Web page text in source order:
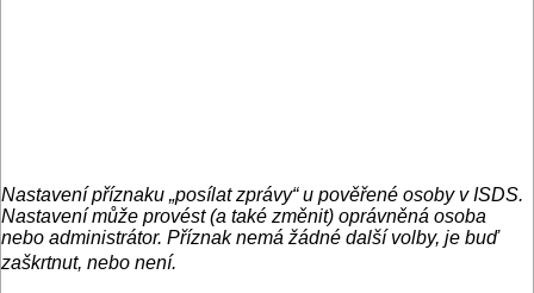
Nastavení příznaku „posílat zprávy“ u pověřené osoby v ISDS.
Nastavení může provést (a také změnit) oprávněná osoba
nebo administrátor. Příznak nemá žádné další volby, je buď
zaškrtnut, nebo není.